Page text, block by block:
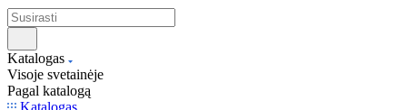
Katalogas
Visoje svetainėje
Pagal katalogą
Katalogas